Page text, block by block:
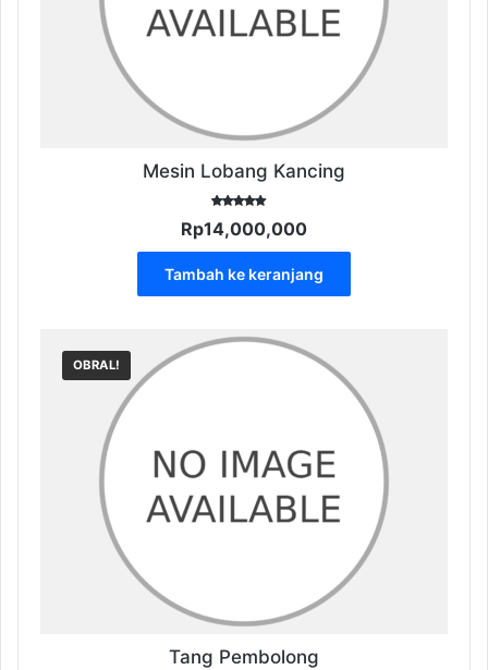
Mesin Lobang Kancing
5.00
Rp14,000,000
Tambah ke keranjang
OBRAL!
Tang Pembolong